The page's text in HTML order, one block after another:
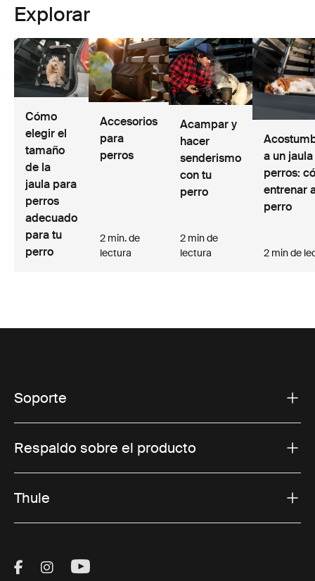
Explorar
Cómo
elegir el
tamaño
de la
jaula para
perros
adecuado
para tu
perro
Accesorios
para
perros
2 min. de
lectura
Acampar y
hacer
senderismo
con tu
perro
2 min de
lectura
a un
perros:
entrenar
perro
2 min de
Soporte
Respaldo sobre el producto
Thule
Visit Thule on Facebook (external link)
Visit Thule on Instagram (external link)
Visit Thule on Youtube (external